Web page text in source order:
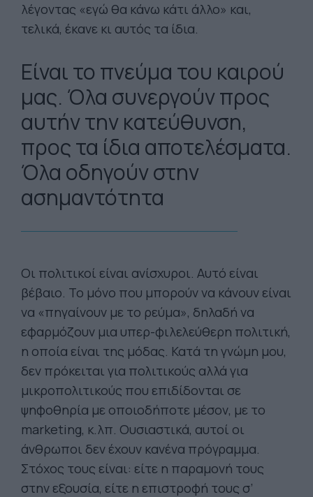
λέγοντας «εγώ θα κάνω κάτι άλλο» και,
τελικά, έκανε κι αυτός τα ίδια.
Είναι το πνεύμα του καιρού
μας. Όλα συνεργούν προς
αυτήν την κατεύθυνση,
προς τα ίδια αποτελέσματα.
Όλα οδηγούν στην
ασημαντότητα
Οι πολιτικοί είναι ανίσχυροι. Αυτό είναι
βέβαιο. Το μόνο που μπορούν να κάνουν είναι
να «πηγαίνουν με το ρεύμα», δηλαδή να
εφαρμόζουν μια υπερ-φιλελεύθερη πολιτική,
η οποία είναι της μόδας. Κατά τη γνώμη μου,
δεν πρόκειται για πολιτικούς αλλά για
μικροπολιτικούς που επιδίδονται σε
ψηφοθηρία με οποιοδήποτε μέσον, με το
marketing, κ.λπ. Ουσιαστικά, αυτοί οι
άνθρωποι δεν έχουν κανένα πρόγραμμα.
Στόχος τους είναι: είτε η παραμονή τους
στην εξουσία, είτε η επιστροφή τους σ’